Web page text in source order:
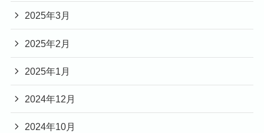
2025年3月
2025年2月
2025年1月
2024年12月
2024年10月